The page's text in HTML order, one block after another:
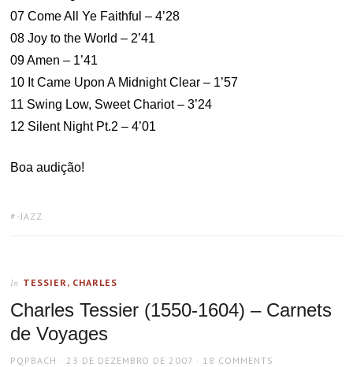
07 Come All Ye Faithful – 4’28
08 Joy to the World – 2’41
09 Amen – 1’41
10 It Came Upon A Midnight Clear – 1’57
11 Swing Low, Sweet Chariot – 3’24
12 Silent Night Pt.2 – 4’01
Boa audição!
TAGS:
-JAZZ
In TESSIER, CHARLES
Charles Tessier (1550-1604) – Carnets
de Voyages
AUTHOR
PQPBACH
POSTED
23 DE DEZEMBRO DE 2007 18 COMMENTS